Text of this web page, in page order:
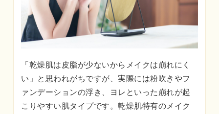
「乾燥肌は皮脂が少ないからメイクは崩れにく
い」と思われがちですが、実際には粉吹きやフ
ァンデーションの浮き、ヨレといった崩れが起
こりやすい肌タイプです。乾燥肌特有のメイク